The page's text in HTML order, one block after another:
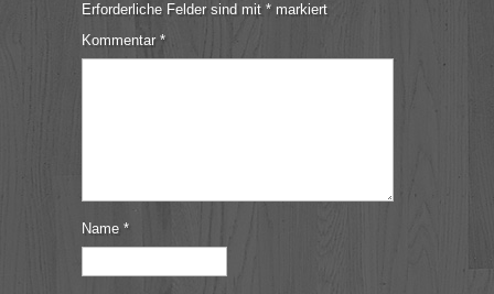
Erforderliche Felder sind mit * markiert
Kommentar *
Name *